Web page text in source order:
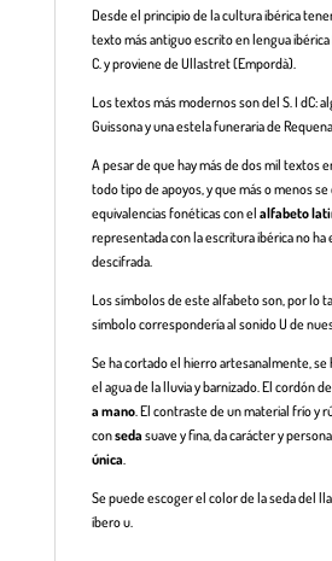
Desde el principio de la cultura ibérica
texto más antiguo escrito en lengua ibérica
C. y proviene de Ullastret (Empordà).
Los textos más modernos son del S. I dC:
Guissona y una estela funeraria de
A pesar de que hay más de dos mil textos
todo tipo de apoyos, y que más o menos
equivalencias fonéticas con el alfabeto
representada con la escritura ibérica no
descifrada.
Los símbolos de este alfabeto son, por lo
símbolo correspondería al sonido U de
Se ha cortado el hierro artesanalmente, se
el agua de la lluvia y barnizado. El cordón
a mano. El contraste de un material frío y
consedasuave y fina, da carácter y
única.
Se puede escoger el color de la seda del
íbero u.